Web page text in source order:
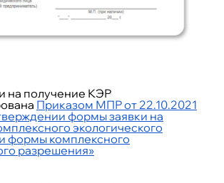
на получение КЭР
Приказом МПР от 22.10.2021
формы заявки на
экологического
формы комплексного
разрешения»